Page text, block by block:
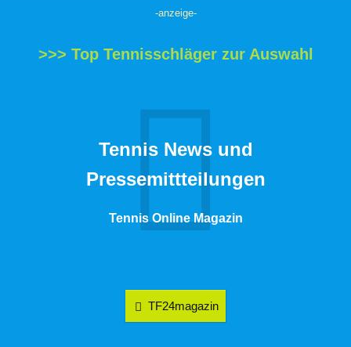
-anzeige-
>>> Top Tennisschläger zur Auswahl
Tennis News und
Pressemittteilungen
Tennis Online Magazin
TF24magazin